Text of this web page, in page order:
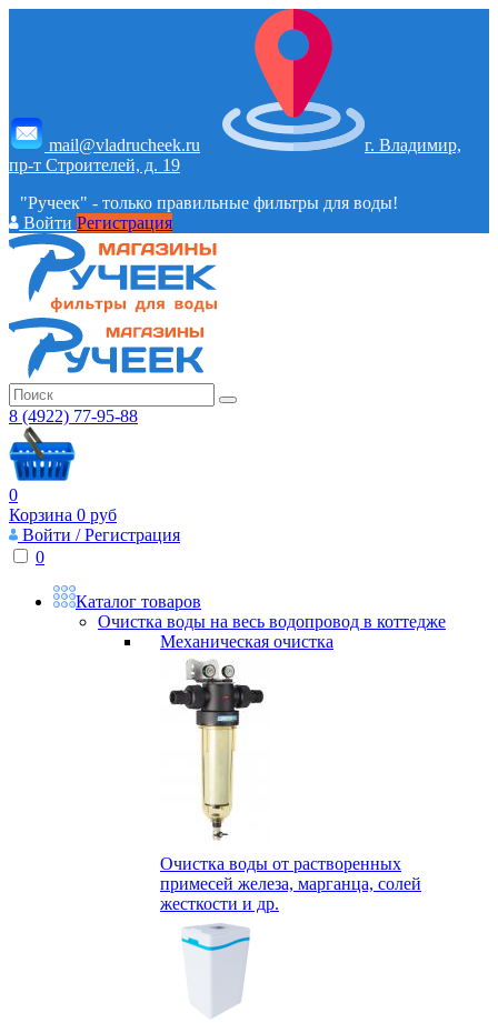
mail@vladrucheek.ru
г. Владимир,
пр-т Строителей, д. 19
"Ручеек" - только правильные фильтры для воды!
ВойтиРегистрация
8 (4922) 77-95-88
0
Корзина 0 руб
Войти / Регистрация
0
Каталог товаров
Очистка воды на весь водопровод в коттедже
Механическая очистка
Очистка воды от растворенных
примесей железа, марганца, солей
жесткости и др.